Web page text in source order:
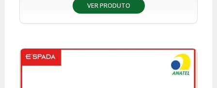
VER PRODUTO